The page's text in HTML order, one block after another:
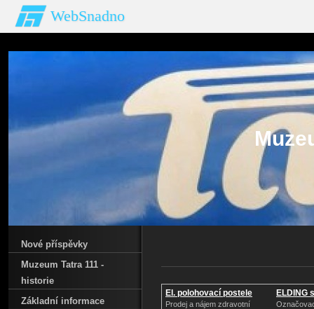
WebSnadno
El. polohovací postele
Prodej a nájem zdravotní
ELDING
Nové příspěvky
Muzeum Tatra 111 -
historie
Základní informace